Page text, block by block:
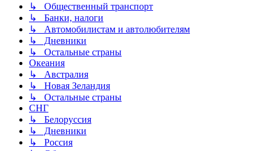
↳ Общественный транспорт
↳ Банки, налоги
↳ Автомобилистам и автолюбителям
↳ Дневники
↳ Остальные страны
Океания
↳ Австралия
↳ Новая Зеландия
↳ Остальные страны
СНГ
↳ Белоруссия
↳ Дневники
↳ Россия